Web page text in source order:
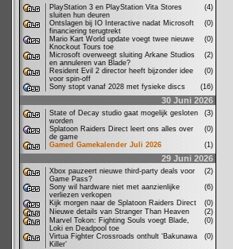
PlayStation 3 en PlayStation Vita Stores
sluiten hun deuren
(4)
Ontslagen bij IO Interactive nadat Microsoft
financiering terugtrekt
(0)
Mario Kart World update voegt twee nieuwe
Knockout Tours toe
(0)
Microsoft overweegt sluiting Arkane Studios
en annuleren van Blade?
(2)
Resident Evil 2 director heeft bijzonder idee
voor spin-off
(0)
Sony stopt vanaf 2028 met fysieke discs
(16)
30 Juni 2026
State of Decay studio gaat mogelijk gesloten
worden
(3)
Splatoon Raiders Direct leert ons alles over
de game
(0)
Gamed Gamekalender Juli 2026
(1)
29 Juni 2026
Xbox pauzeert nieuwe third-party deals voor
Game Pass?
(2)
Sony wil hardware niet met aanzienlijke
verliezen verkopen
(6)
Kijk morgen naar de Splatoon Raiders Direct
(0)
Nieuwe details van Stranger Than Heaven
(2)
Marvel Tokon: Fighting Souls voegt Blade,
Loki en Deadpool toe
(0)
Virtua Fighter Crossroads onthult ‘Bakunawa
Killer’
(0)